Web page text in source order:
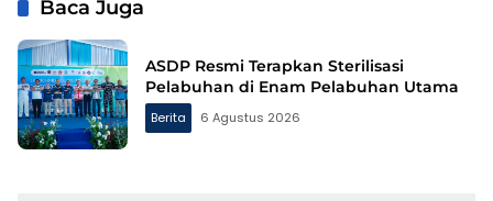
Baca Juga
ASDP Resmi Terapkan Sterilisasi
Pelabuhan di Enam Pelabuhan Utama
Berita 6 Agustus 2026